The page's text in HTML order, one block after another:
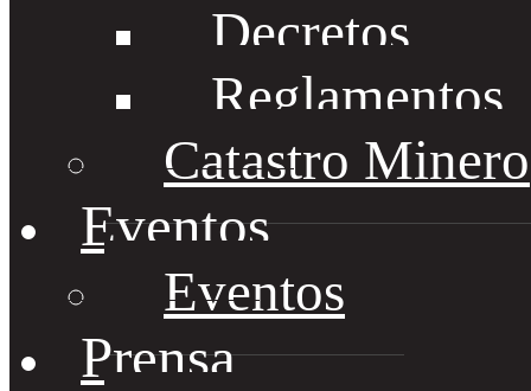
Decretos
Reglamentos
Catastro Minero
Eventos
Eventos
Prensa